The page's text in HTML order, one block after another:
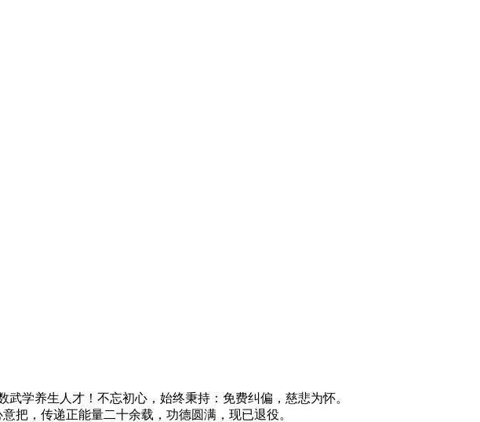
学养生人才！不忘初心，始终秉持：免费纠偏，慈悲为怀。
，传递正能量二十余载，功德圆满，现已退役。